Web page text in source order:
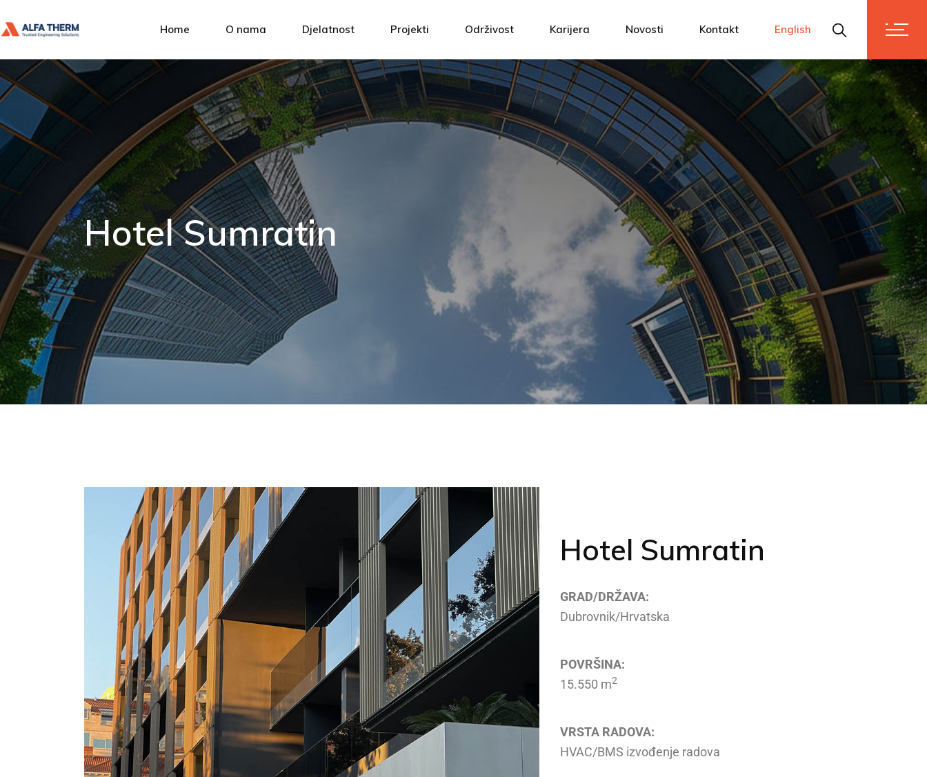
Home O nama
Alfa Therm
Upravljanje kvalitetom
Društvena odgovornost
Naši klijenti
Djelatnost
Projektna rješenja
Izvođenje radova
Automatika
Servis i održavanje
Upravljanje energijom
Projekti Održivost Karijera
ATH Tim
Povezani vrijednostima
Prijavi se!
Novosti Kontakt English
Alfa Therm
Društvena odgovornost
Naši klijenti
Projektna rješenja
Automatika
Servis i održavanje
Upravljanje energijom
ATH Tim
Prijavi se!
Hotel Sumratin
Hotel Sumratin
GRAD/DRŽAVA:
Dubrovnik/Hrvatska
POVRŠINA:
15.550 m2
VRSTA RADOVA:
HVAC/BMS izvođenje radova